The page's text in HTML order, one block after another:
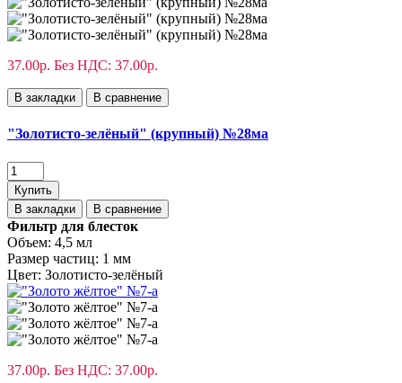
37.00р. Без НДС: 37.00р.
В закладки В сравнение
"Золотисто-зелёный" (крупный) №28ма
Купить
В закладки
В сравнение
Фильтр для блесток
Объем: 4,5 мл
Размер частиц: 1 мм
Цвет: Золотисто-зелёный
37.00р. Без НДС: 37.00р.